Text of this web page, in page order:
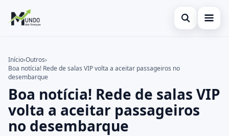
Abrir busca
Economia
Finanças
Buscar no site
Buscar por:
Pressione Enter para buscar ou ESC para fechar.
Início›Outros›
Boa notícia! Rede de salas VIP volta a aceitar passageiros no
desembarque
Boa notícia! Rede de salas VIP
volta a aceitar passageiros
no desembarque